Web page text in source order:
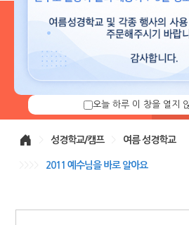
로
니다.
성경학교/캠프 여름 성경학교
2011 예수님을 바로 알아요
오늘 하루 이 창을 열지